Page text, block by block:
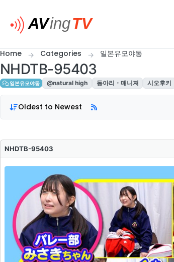
Home Categories 일본유모야동
NHDTB-95403
일본유모야동 @natural high 동아리・매니져 시오후키
Oldest to Newest
NHDTB-95403